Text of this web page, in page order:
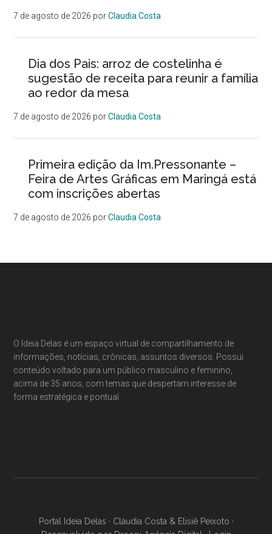
7 de agosto de 2026 porClaudia Costa
Dia dos Pais: arroz de costelinha é
sugestão de receita para reunir a família
ao redor da mesa
7 de agosto de 2026 porClaudia Costa
Primeira edição da Im.Pressonante –
Feira de Artes Gráficas em Maringá está
com inscrições abertas
7 de agosto de 2026 porClaudia Costa
O Ideia Delas é um espaço virtual de compartilhamento de
informações, notícias, crônicas, assuntos diversos. Possui
conteúdo voltado para um público masculino e feminino,
acima de 35 anos, com temas que despertam interesse de
forma estratégica e pontual.
Portal Ideia Delas · Cláudia Costa & Elisiê Peixoto ·